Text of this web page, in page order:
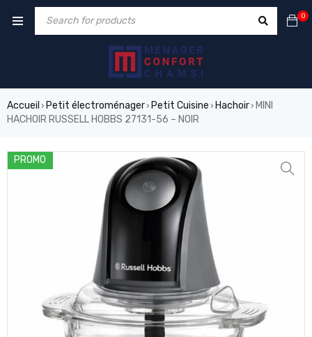
0
Accueil › Petit électroménager› Petit Cuisine › Hachoir› MINI
HACHOIR RUSSELL HOBBS 27131-56 – NOIR
PROMO